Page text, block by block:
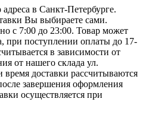
в Санкт-Петербурге.
Вы выбираете сами.
с 7:00 до 23:00. Товар может
при поступлении оплаты до 17-
в зависимости от
от нашего склада ул.
доставки рассчитываются
завершения оформления
осуществляется при